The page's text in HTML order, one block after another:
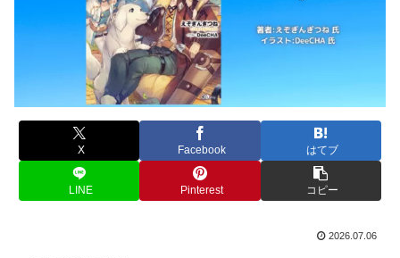
X Facebook はてブ
LINE Pinterest コピー
2026.07.06